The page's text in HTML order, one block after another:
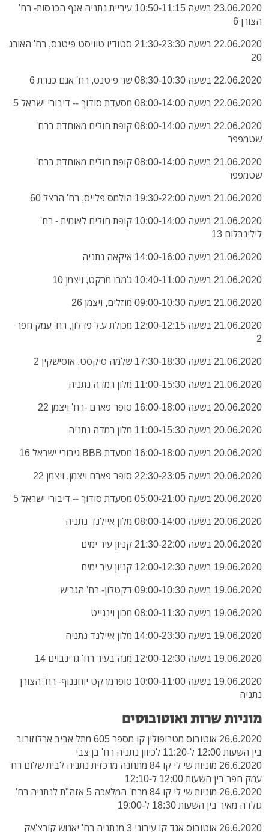
23.06.2020 בשעה 10:50-11:15 עיריית נתניה אגף הכנסות- רח'
הצורן 6
22.06.2020 בשעה 21:30-23:30 סטודיו טוויסט פיטנס, רח' האורג
20
22.06.2020 בשעה 08:30-10:30 שר פיטנס, רח' אגם כנרת 6
22.06.2020 בשעה 08:00-14:00 מסעדת סודוך -- דיבורי ישראל 5
22.06.2020 בשעה 08:00-14:00 קופת חולים מאוחדת ברח'
שטמפפר
21.06.2020 בשעה 08:00-14:00 קופת חולים מאוחדת ברח'
שטמפפר
21.06.2020 בשעה 19:30-22:00 הולמס פלייס, רח' הרצל 60
21.06.2020 בשעה 10:00-14:00 קופת חולים לאומית - רח'
לילינבלום 13
21.06.2020 בשעה 14:00-16:00 איקאה נתניה
21.06.2020 בשעה 10:40-11:00 ג'מבו מרקט, ויצמן 10
21.06.2020 בשעה 09:00-10:30 מוזלים, ויצמן 26
21.06.2020 בשעה 12:00-12:15 מכולת ע.ל פדלון, רח' עמק חפר
2
21.06.2020 בשעה 17:30-18:30 שלמה סיקסט, אוסישקין 2
21.06.2020 בשעה 11:00-15:30 מלון רמדה נתניה
20.06.2020 בשעה 16:00-18:00 סופר פארם -רח' ויצמן 22
20.06.2020 בשעה 11:00-15:30 מלון רמדה נתניה
20.06.2020 בשעה 16:00-18:00 מסעדת BBB גיבורי ישראל 16
20.06.2020 בשעה 22:30-23:05 סופר פארם ויצמן, ויצמן 22
20.06.2020 בשעה 05:00-21:00 מסעדת סודוך -- דיבורי ישראל 5
20.06.2020 בשעה 08:00-14:00 מלון איילנד נתניה
20.06.2020 בשעה 21:30-22:00 קניון עיר ימים
19.06.2020 בשעה 12:00-12:30 קניון עיר ימים
19.06.2020 בשעה 09:00-10:30 דקטלון- רח' הגביש
19.06.2020 בשעה 08:00-11:30 מכון וינגייט
19.06.2020 בשעה 14:00-23:30 מלון איילנד נתניה
19.06.2020 בשעה 12:00-12:30 מגה בעיר רח' גרינבוים 14
19.06.2020 בשעה 10:00-11:00 סופרמרקט יוחננוף- רח' הצורן
נתניה
מוניות שרות ואוטובוסים
26.6.2020 אוטובוס מטרופולין קו מספר 605 מתל אביב ארלוזורוב
בין השעות 12:00 ל-11:20 לכיוון נתניה רח' בן צבי
26.6.2020 מוניות שי לי קו 84 מתחנה מרכזית נתניה לבית שלום רח'
עמק חפר בין השעות 12:00 ל-12:10
26.6.2020 מוניות שי לי קו 84 מרח' המלאכה 5 אזה"ת לנתניה רח'
גולדה מאיר בין השעות 18:30 ל-19:00
26.6.2020 אוטובוס אגד קו עירוני 3 מנתניה רח' יאנוש קורצ'אק